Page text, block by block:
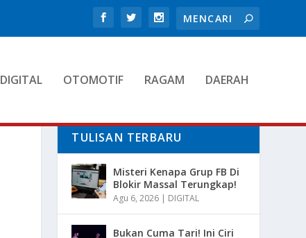
DIGITAL OTOMOTIF RAGAM DAERAH
TULISAN TERBARU
Misteri Kenapa Grup FB Di
Blokir Massal Terungkap!
Agu 6, 2026 | DIGITAL
Bukan Cuma Tari! Ini Ciri